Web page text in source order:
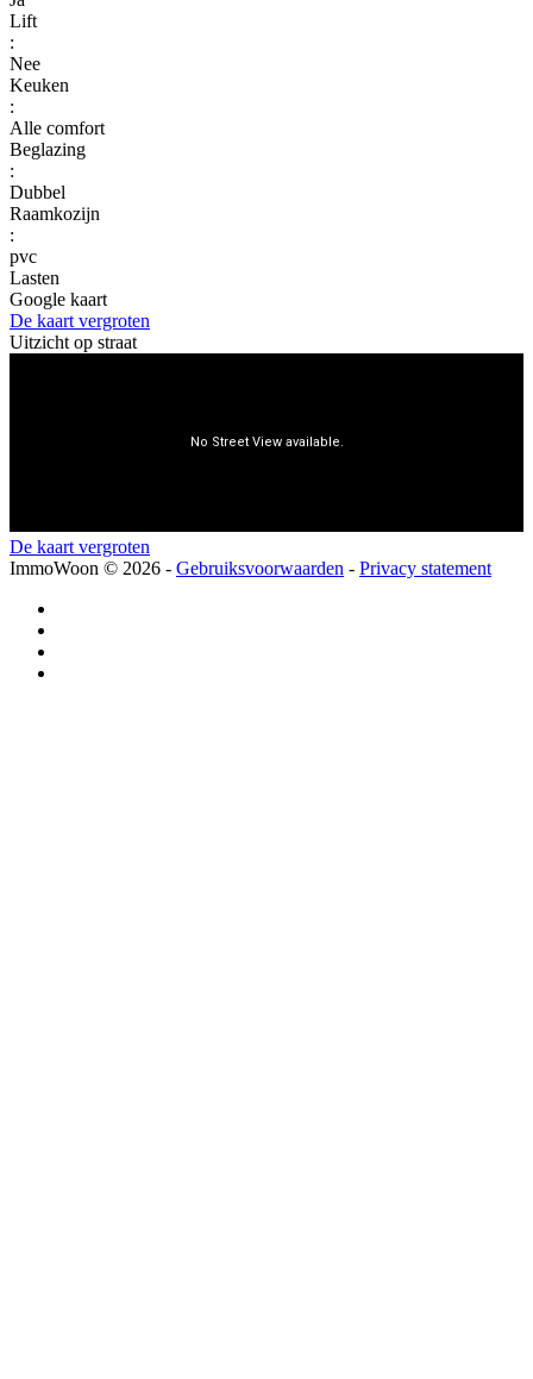
Lift
:
Nee
Keuken
:
Alle comfort
Beglazing
:
Dubbel
Raamkozijn
:
pvc
Lasten
Google kaart
De kaart vergroten
Uitzicht op straat
De kaart vergroten
ImmoWoon © 2026 - Gebruiksvoorwaarden - Privacy statement